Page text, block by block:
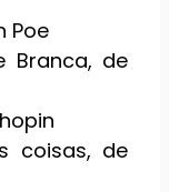
Poe
Branca, de
coisas, de